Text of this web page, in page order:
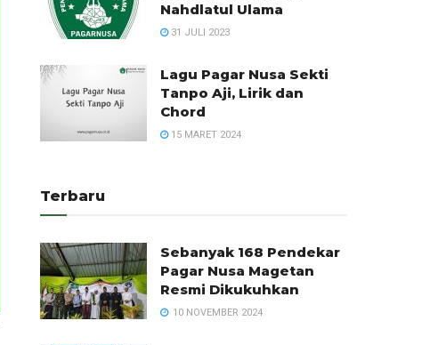
Nahdlatul Ulama
31 JULI 2023
Lagu Pagar Nusa Sekti
Tanpo Aji, Lirik dan
Chord
15 MARET 2024
Terbaru
Sebanyak 168 Pendekar
Pagar Nusa Magetan
Resmi Dikukuhkan
10 NOVEMBER 2024